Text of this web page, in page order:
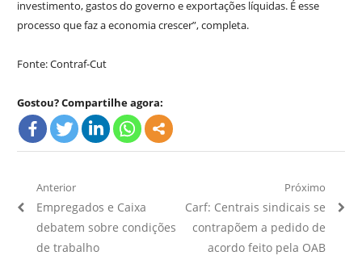
investimento, gastos do governo e exportações líquidas. É esse
processo que faz a economia crescer”, completa.
Fonte: Contraf-Cut
Gostou? Compartilhe agora:
Navegação
de
Post
Anterior
Artigo
Anterior:
Empregados e Caixa
debatem sobre condições
de trabalho
Próximo
Próximo
Artigo:
Carf: Centrais sindicais se
contrapõem a pedido de
acordo feito pela OAB